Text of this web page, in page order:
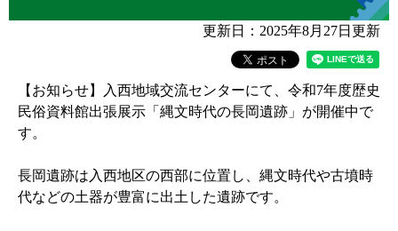
更新日：2025年8月27日更新
【お知らせ】入西地域交流センターにて、令和7年度歴史
民俗資料館出張展示「縄文時代の長岡遺跡」が開催中で
す。
長岡遺跡は入西地区の西部に位置し、縄文時代や古墳時
代などの土器が豊富に出土した遺跡です。